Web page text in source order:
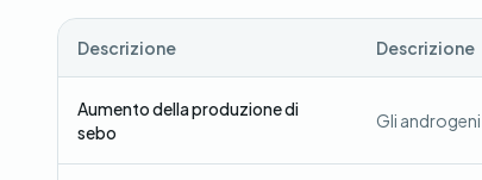
Descrizione Descrizione
Aumento della produzione di
sebo
Gli